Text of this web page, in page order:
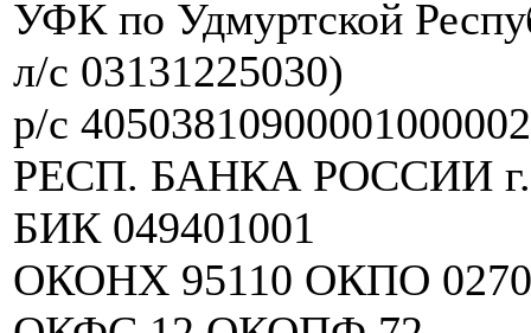
УФК по Удмуртской
л/с 03131225030)
р/с
РЕСП. БАНКА РОССИИ г.
БИК 049401001
ОКОНХ 95110 ОКПО